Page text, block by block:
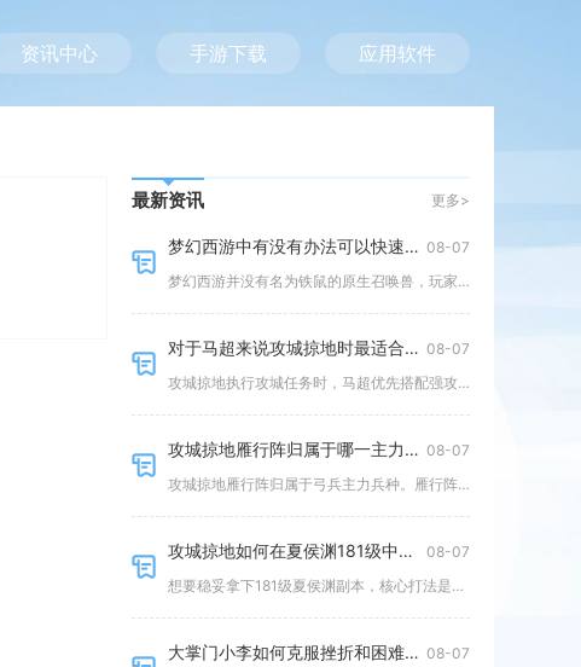
资讯中心 手游下载 应用软件
最新资讯 更多>
梦幻西游中有没有办法可以快速获取铁鼠 08-07
梦幻西游并没有名为铁鼠的原生召唤兽，玩家口中所说的铁鼠大多是出现认知混淆，想要快速拿到对应定位的召唤兽，可以优先选择鼠先
对于马超来说攻城掠地时最适合哪些技能 08-07
攻城掠地执行攻城任务时，马超优先搭配强攻、强壮、突击类属性技能，辅以适量掌控，兵书选择武锋、破阵，装备套装优选驱虎，战斗
攻城掠地雁行阵归属于哪一主力兵种 08-07
攻城掠地雁行阵归属于弓兵主力兵种。雁行阵是游戏内专为弓兵设计的核心阵法，整套阵法所有增益机制都围绕远程弓兵打造，和锋矢阵
攻城掠地如何在夏侯渊181级中取胜
08-07
想要稳妥拿下181级夏侯渊副本，核心打法是利用山地地形特性搭配固定武将排阵，把控战法释放节点，再通过套装、战车、阵法三重
大掌门小李如何克服挫折和困难持续成长 08-07